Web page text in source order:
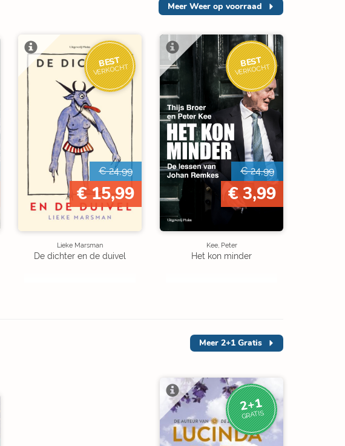
Meer Weer op voorraad
BEST
VERKOCHT
€ 24,99
€ 15,99
Lieke Marsman
De dichter en de duivel
BEST
VERKOCHT
€ 24,99
€ 3,99
Kee, Peter
Het kon minder
Meer 2+1 Gratis
2+1
GRATIS